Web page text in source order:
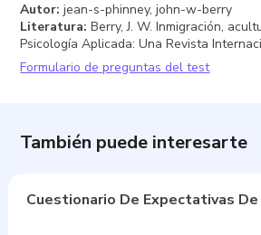
Autor: jean-s-phinney, john-w-berry
Literatura: Berry, J. W. Inmigración,
Psicología Aplicada: Una Revista
Formulario de preguntas del test
También puede interesarte
Cuestionario De Expectativas